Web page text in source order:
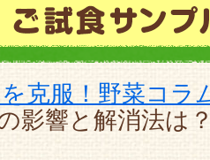
克服！野菜コラ
影響と解消法は